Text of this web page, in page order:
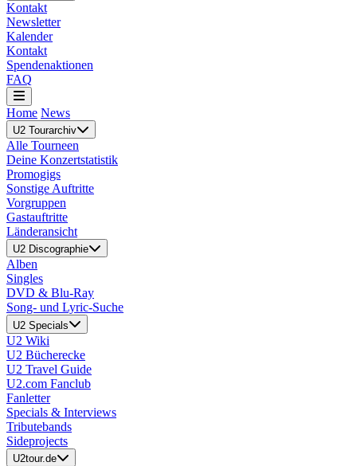
Kontakt
Newsletter
Kalender
Kontakt
Spendenaktionen
FAQ
Home News
U2 Tourarchiv
Alle Tourneen
Deine Konzertstatistik
Promogigs
Sonstige Auftritte
Vorgruppen
Gastauftritte
Länderansicht
U2 Discographie
Alben
Singles
DVD & Blu-Ray
Song- und Lyric-Suche
U2 Specials
U2 Wiki
U2 Bücherecke
U2 Travel Guide
U2.com Fanclub
Fanletter
Specials & Interviews
Tributebands
Sideprojects
U2tour.de